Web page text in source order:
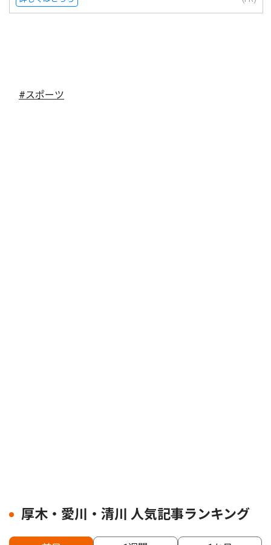
#スポーツ
厚木・愛川・清川 人気記事ランキング